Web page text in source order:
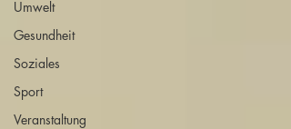
Umwelt
Gesundheit
Soziales
Sport
Veranstaltung